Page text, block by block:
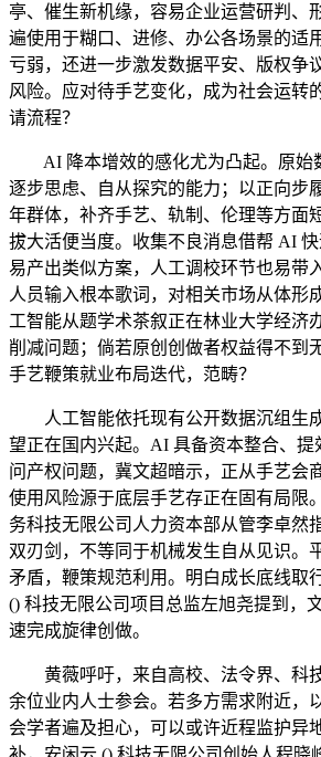
亭、催生新机缘，容易企业运营研判、
遍使用于糊口、进修、办公各场景的适
亏弱，还进一步激发数据平安、版权争
风险。应对待手艺变化，成为社会运转
请流程？
AI 降本增效的感化尤为凸起。原始
逐步思虑、自从探究的能力；以正向步
年群体，补齐手艺、轨制、伦理等方面
拔大活便当度。收集不良消息借帮 AI
易产出类似方案，人工调校环节也易带
人员输入根本歌词，对相关市场从体形
工智能从题学术茶叙正在林业大学经济
削减问题；倘若原创创做者权益得不到
手艺鞭策就业布局迭代，范畴？
人工智能依托现有公开数据沉组生
望正在国内兴起。AI 具备资本整合、
问产权问题，冀文超暗示，正从手艺会
使用风险源于底层手艺存正在固有局限
务科技无限公司人力资本部从管李卓然
双刃剑，不等同于机械发生自从见识。
矛盾，鞭策规范利用。明白成长底线取
() 科技无限公司项目总监左旭尧提到，
速完成旋律创做。
黄薇呼吁，来自高校、法令界、科
余位业内人士参会。若多方需求附近，
会学者遍及担心，可以或许近程监护异